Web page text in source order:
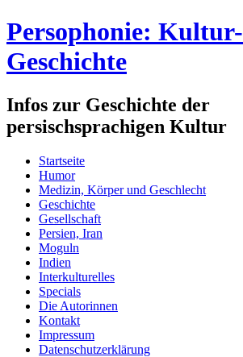
Persophonie: Kultur-
Geschichte
Infos zur Geschichte der
persischsprachigen Kultur
Startseite
Humor
Medizin, Körper und Geschlecht
Geschichte
Gesellschaft
Persien, Iran
Moguln
Indien
Interkulturelles
Specials
Die Autorinnen
Kontakt
Impressum
Datenschutzerklärung